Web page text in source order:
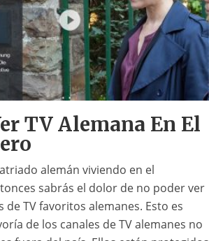
TV Alemana En El
alemán viviendo en el
sabrás el dolor de no poder ver
TV favoritos alemanes. Esto es
de los canales de TV alemanes no